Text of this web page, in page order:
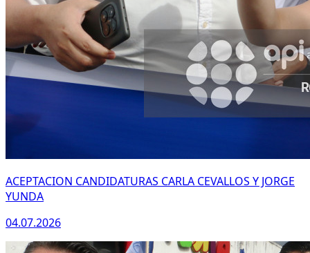
ACEPTACION CANDIDATURAS CARLA CEVALLOS Y JORGE
YUNDA
04.07.2026